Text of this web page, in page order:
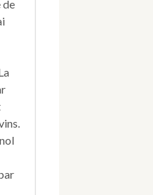
de